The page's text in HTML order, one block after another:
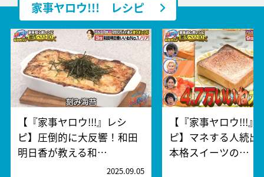
家事ヤロウ!!! レシピ
【『家事ヤロウ!!!』レシ
ピ】圧倒的に大反響！和田
明日香が教える和…
2025.09.05
【『家事ヤロウ!!!』
ピ】マネする人続出
本格スイーツの…